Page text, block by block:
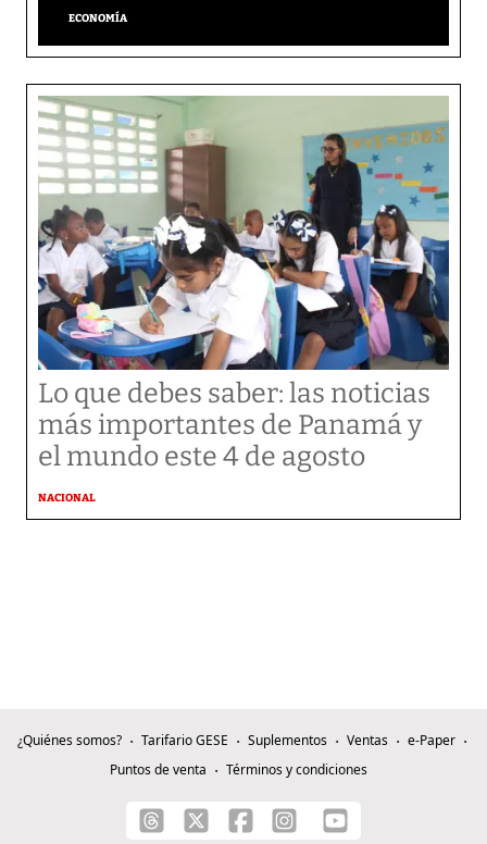
ECONOMÍA
Lo que debes saber: las noticias
más importantes de Panamá y
el mundo este 4 de agosto
NACIONAL
¿Quiénes somos? Tarifario GESE Suplementos Ventas
e-Paper
Puntos de venta
Términos y condiciones